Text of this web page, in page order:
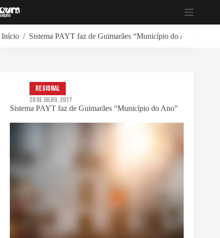
para
Início / Sistema PAYT faz de Guimarães “Município do Ano”
Sistema PAYT faz de Guimarães “Município do Ano”
Regional
28 de Julho, 2017